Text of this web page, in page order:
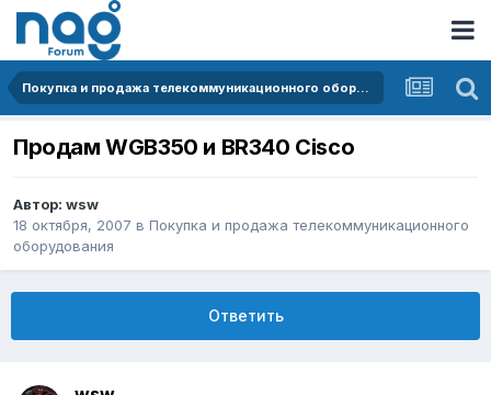
Покупка и продажа телекоммуникационного оборудования
Продам WGB350 и BR340 Cisco
Автор: wsw
18 октября, 2007 в Покупка и продажа телекоммуникационного
оборудования
Ответить